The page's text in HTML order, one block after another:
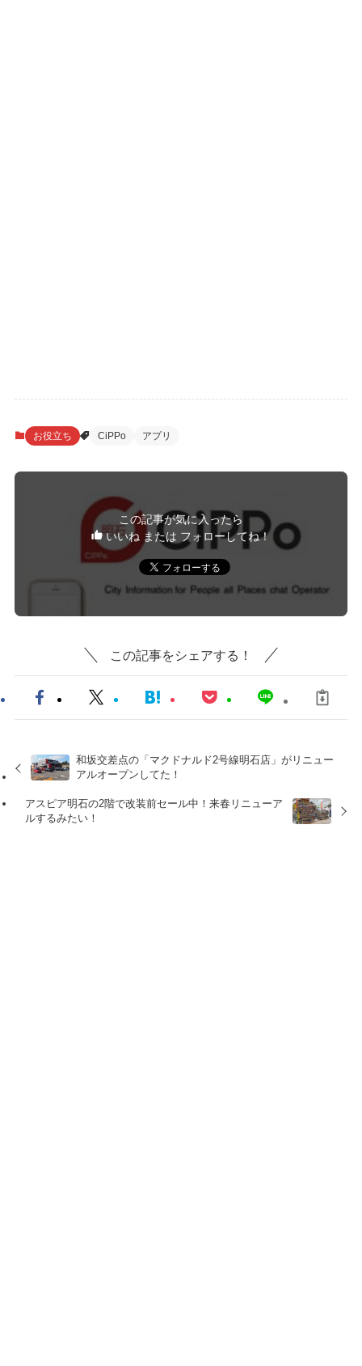
お役立ち CiPPo アプリ
この記事が気に入ったら
いいね または フォローしてね！
この記事をシェアする！
和坂交差点の「マクドナルド2号線明石店」がリニュー
アルオープンしてた！
アスピア明石の2階で改装前セール中！来春リニューア
ルするみたい！